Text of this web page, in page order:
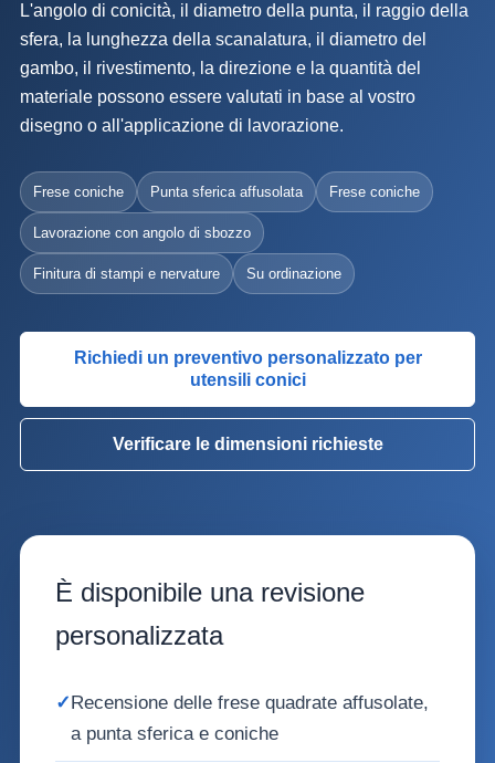
L'angolo di conicità, il diametro della punta, il raggio della
sfera, la lunghezza della scanalatura, il diametro del
gambo, il rivestimento, la direzione e la quantità del
materiale possono essere valutati in base al vostro
disegno o all'applicazione di lavorazione.
Frese coniche Punta sferica affusolata Frese coniche
Lavorazione con angolo di sbozzo
Finitura di stampi e nervature Su ordinazione
Richiedi un preventivo personalizzato per
utensili conici
Verificare le dimensioni richieste
È disponibile una revisione
personalizzata
✓Recensione delle frese quadrate affusolate,
a punta sferica e coniche